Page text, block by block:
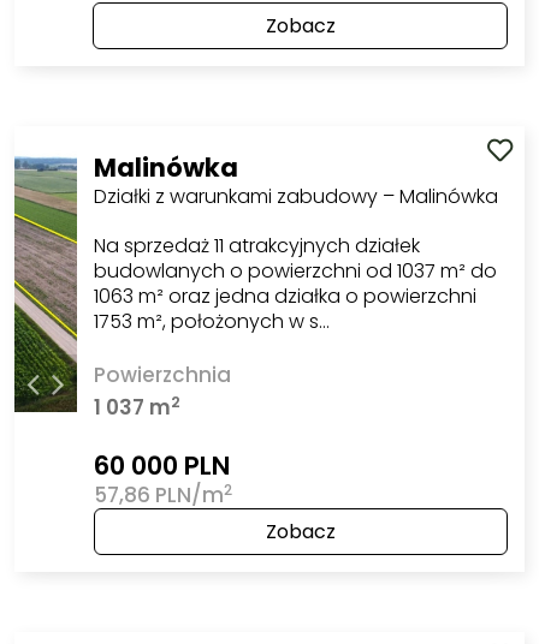
Zobacz
Malinówka
Działki z warunkami zabudowy – Malinówka
Na sprzedaż 11 atrakcyjnych działek
budowlanych o powierzchni od 1037 m² do
1063 m² oraz jedna działka o powierzchni
1753 m², położonych w s…
Powierzchnia
1 037 m2
60 000 PLN
57,86 PLN/m2
Zobacz